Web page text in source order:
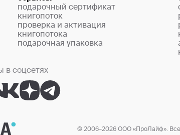
подарочный сертификат
книгопоток
проверка и активация
книгопотока
подарочная упаковка
в соцсетях
© 2006–2026 ООО «ПроЛайф».